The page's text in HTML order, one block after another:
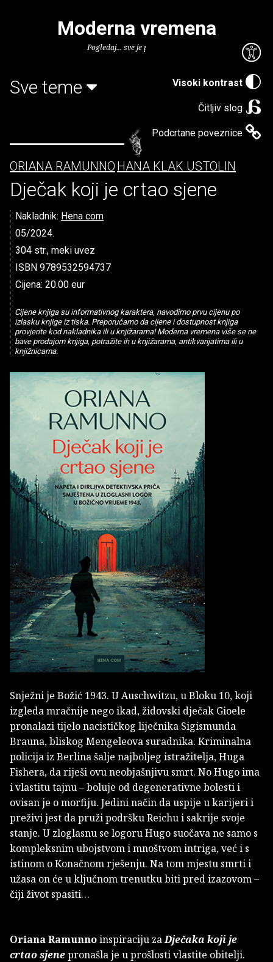
Visoki kontrast
Čitljiv slog
Podcrtane poveznice
Moderna vremena
Pogledaj... sve je puno knjiga.
Sve teme
ORIANA RAMUNNO HANA KLAK USTOLIN
Dječak koji je crtao sjene
Nakladnik: Hena com
05/2024.
304 str., meki uvez
ISBN 9789532594737
Cijena: 20.00 eur
Cijene knjiga su informativnog karaktera, navodimo prvu cijenu po
izlasku knjige iz tiska. Preporučamo da cijene i dostupnost knjiga
provjerite kod nakladnika ili u knjižarama! Moderna vremena više se ne
bave prodajom knjiga, potražite ih u knjižarama, antikvarijatima ili u
knjižnicama.
Snježni je Božić 1943. U Auschwitzu, u Bloku 10, koji
izgleda mračnije nego ikad, židovski dječak Gioele
pronalazi tijelo nacističkog liječnika Sigismunda
Brauna, bliskog Mengeleova suradnika. Kriminalna
policija iz Berlina šalje najboljeg istražitelja, Huga
Fishera, da riješi ovu neobjašnjivu smrt. No Hugo ima
i vlastitu tajnu – boluje od degenerativne bolesti i
ovisan je o morfiju. Jedini način da uspije u karijeri i
preživi jest da pruži podršku Reichu i sakrije svoje
stanje. U zloglasnu se logoru Hugo suočava ne samo s
kompleksnim ubojstvom i mnoštvom intriga, već i s
istinom o Konačnom rješenju. Na tom mjestu smrti i
užasa on će u ključnom trenutku biti pred izazovom –
čiji život spasiti…
Oriana Ramunnoinspiraciju zaDječaka koji je
crtao sjenepronašla je u prošlosti vlastite obitelji.